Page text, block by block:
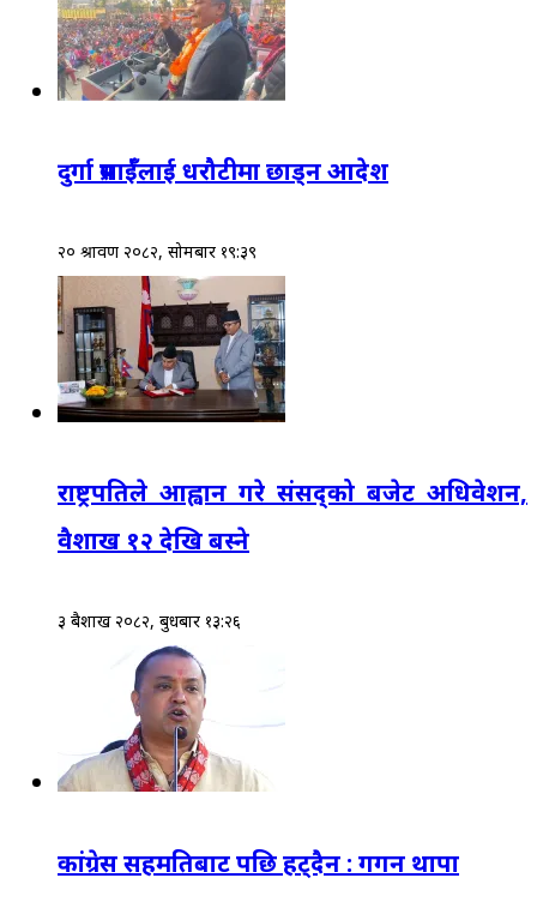
दुर्गा प्रसाईँलाई धरौटीमा छाड्न आदेश
२० श्रावण २०८२, सोमबार १९:३९
राष्ट्रपतिले आह्वान गरे संसद्‌को बजेट अधिवेशन,
वैशाख १२ देखि बस्ने
३ बैशाख २०८२, बुधबार १३:२६
कांग्रेस सहमतिबाट पछि हट्दैन : गगन थापा